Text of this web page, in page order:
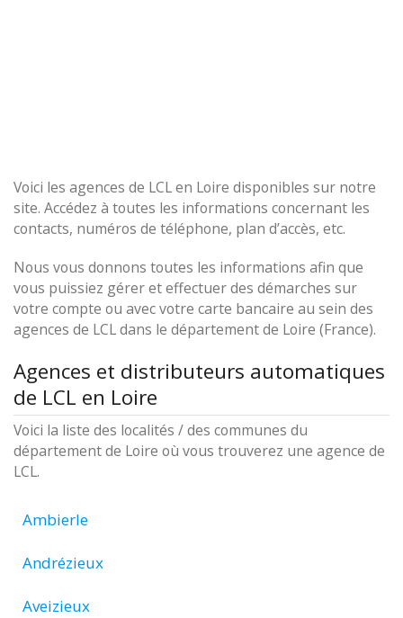
Voici les agences de LCL en Loire disponibles sur notre
site. Accédez à toutes les informations concernant les
contacts, numéros de téléphone, plan d’accès, etc.
Nous vous donnons toutes les informations afin que
vous puissiez gérer et effectuer des démarches sur
votre compte ou avec votre carte bancaire au sein des
agences de LCL dans le département de Loire (France).
Agences et distributeurs automatiques
de LCL en Loire
Voici la liste des localités / des communes du
département de Loire où vous trouverez une agence de
LCL.
Ambierle
Andrézieux
Aveizieux